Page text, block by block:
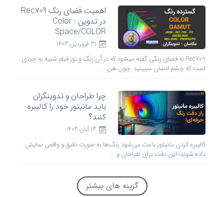
اهمیت فضای رنگ Rec709
در تدوین - Color
Space/COLOR
GAMUT/P3
31 فروردين،1403
Rec709 به فضای رنگی گفته میشود که در آن رنگ و نور فیلم شبیه به چیزی
است که چشم انسان میبینید. چون هن ...
چرا طراحان و تدوینگران
باید مانیتور خود را کالیبره
کنند؟
13 آبان،1403
کالیبره کردن مانیتور باعث می‌شود رنگ‌ها به صورت دقیق و واقعی نمایش
داده شوند؛ این دقت برای طراحان و ...
گزینه های بیشتر